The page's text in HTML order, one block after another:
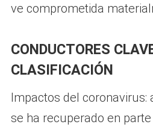
ve comprometida
CONDUCTORES
CLASIFICACIÓN
Impactos del coronavirus:
se ha recuperado en